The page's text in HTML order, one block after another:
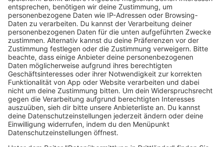
Home
Sendeplan
90s90s-Team